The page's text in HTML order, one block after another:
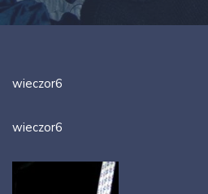
wieczor6
wieczor6